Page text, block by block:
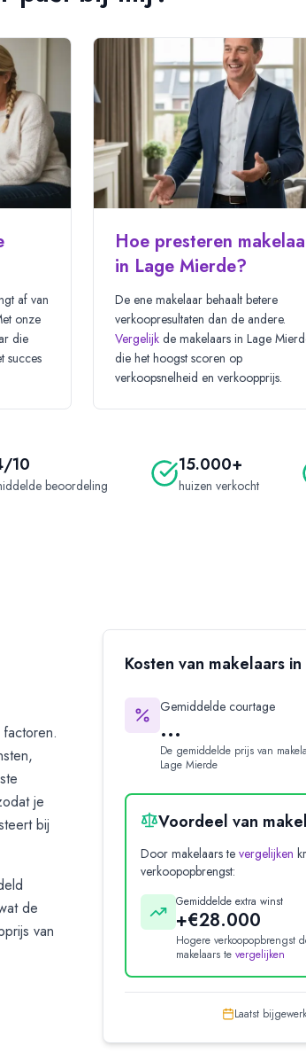
af van
onze
die
succes
Hoe presteren
in Lage Mierde?
De ene makelaar behaalt betere
verkoopresultaten dan de andere.
Vergelijk de makelaars inLage
die het hoogst scoren op
verkoopsnelheid en verkoopprijs.
10
beoordeling
15.000+
huizen verkocht
je
bij
de
van
Kosten van makelaars in
Gemiddelde courtage
...
De gemiddelde prijs van
Lage Mierde
Voordeel van
Door makelaars te vergelijken
verkoopopbrengst:
Gemiddelde extra winst
+€28.000
Hogere verkoopopbrengst
makelaars te vergelijken
Laatst